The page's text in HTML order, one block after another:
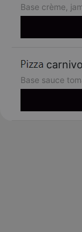
Base crème,
Base sauce